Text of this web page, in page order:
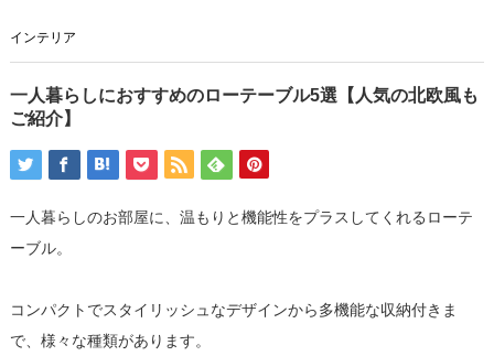
インテリア
一人暮らしにおすすめのローテーブル5選【人気の北欧風も
ご紹介】
一人暮らしのお部屋に、温もりと機能性をプラスしてくれるローテ
ーブル。
コンパクトでスタイリッシュなデザインから多機能な収納付きま
で、様々な種類があります。